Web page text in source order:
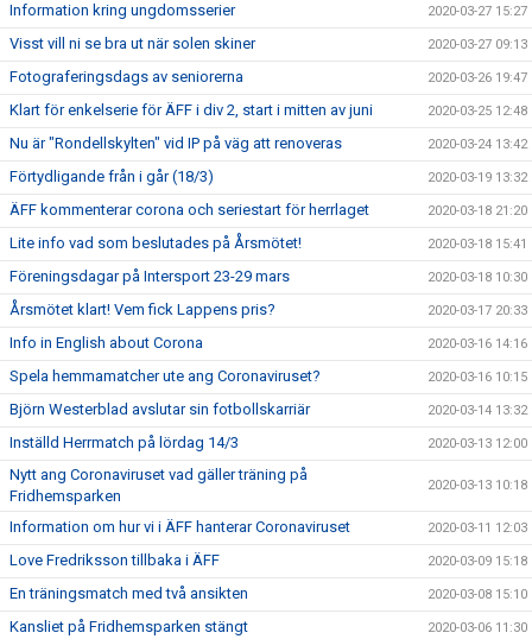
Information kring ungdomsserier 2020-03-27 15:27
Visst vill ni se bra ut när solen skiner 2020-03-27 09:13
Fotograferingsdags av seniorerna 2020-03-26 19:47
Klart för enkelserie för ÄFF i div 2, start i mitten av juni 2020-03-25 12:48
Nu är "Rondellskylten" vid IP på väg att renoveras 2020-03-24 13:42
Förtydligande från i går (18/3) 2020-03-19 13:32
ÄFF kommenterar corona och seriestart för herrlaget 2020-03-18 21:20
Lite info vad som beslutades på Årsmötet! 2020-03-18 15:41
Föreningsdagar på Intersport 23-29 mars 2020-03-18 10:30
Årsmötet klart! Vem fick Lappens pris? 2020-03-17 20:33
Info in English about Corona 2020-03-16 14:16
Spela hemmamatcher ute ang Coronaviruset? 2020-03-16 10:15
Björn Westerblad avslutar sin fotbollskarriär 2020-03-14 13:32
Inställd Herrmatch på lördag 14/3 2020-03-13 12:00
Nytt ang Coronaviruset vad gäller träning på
Fridhemsparken
2020-03-13 10:18
Information om hur vi i ÄFF hanterar Coronaviruset 2020-03-11 12:03
Love Fredriksson tillbaka i ÄFF 2020-03-09 15:18
En träningsmatch med två ansikten 2020-03-08 15:10
Kansliet på Fridhemsparken stängt 2020-03-06 11:30